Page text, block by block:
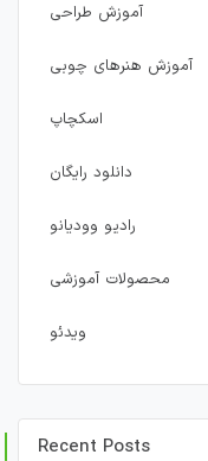
آموزش طراحی
آموزش هنرهای چوبی
اسکچاپ
دانلود رایگان
رادیو وودیانو
محصولات آموزشی
ویدئو
Recent Posts